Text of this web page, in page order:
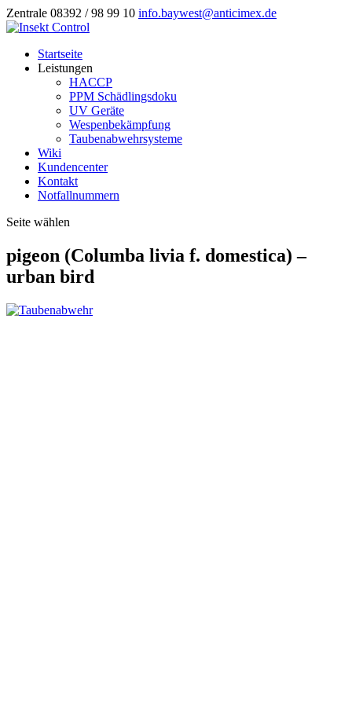
Zentrale 08392 / 98 99 10 info.baywest@anticimex.de
Startseite
Leistungen
HACCP
PPM Schädlingsdoku
UV Geräte
Wespenbekämpfung
Taubenabwehrsysteme
Wiki
Kundencenter
Kontakt
Notfallnummern
Seite wählen
pigeon (Columba livia f. domestica) –
urban bird